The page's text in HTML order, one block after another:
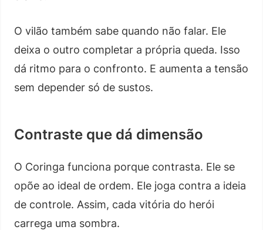
O vilão também sabe quando não falar. Ele
deixa o outro completar a própria queda. Isso
dá ritmo para o confronto. E aumenta a tensão
sem depender só de sustos.
Contraste que dá dimensão
O Coringa funciona porque contrasta. Ele se
opõe ao ideal de ordem. Ele joga contra a ideia
de controle. Assim, cada vitória do herói
carrega uma sombra.